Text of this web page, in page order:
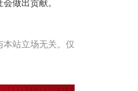
做出贡献。
站立场无关。仅